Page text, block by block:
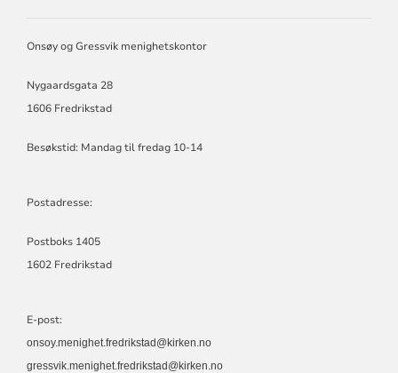
Onsøy og Gressvik menighetskontor
Nygaardsgata 28
1606 Fredrikstad
Besøkstid: Mandag til fredag 10-14
Postadresse:
Postboks 1405
1602 Fredrikstad
E-post:
onsoy.menighet.fredrikstad@kirken.no
gressvik.menighet.fredrikstad@kirken.no